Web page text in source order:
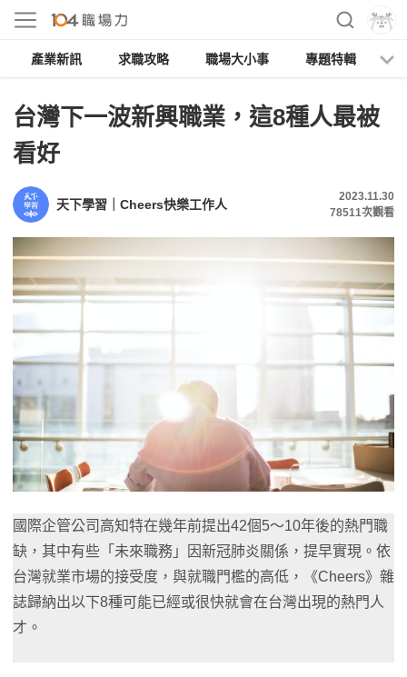
產業新訊 求職攻略 職場大小事 專題特輯
台灣下一波新興職業，這8種人最被
看好
天下學習｜Cheers快樂工作人
2023.11.30
78511次觀看
國際企管公司高知特在幾年前提出42個5～10年後的熱門職
缺，其中有些「未來職務」因新冠肺炎關係，提早實現。依
台灣就業市場的接受度，與就職門檻的高低，《Cheers》雜
誌歸納出以下8種可能已經或很快就會在台灣出現的熱門人
才。